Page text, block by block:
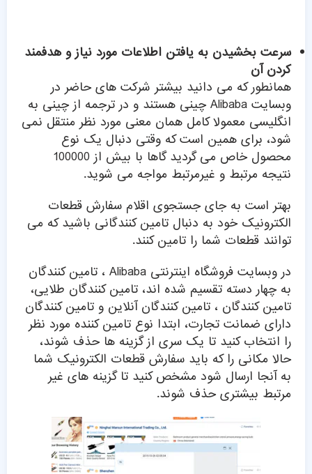
سرعت بخشیدن به یافتن اطلاعات مورد نیاز و هدفمند
کردن آن
همانطور که می دانید بیشتر شرکت های حاضر در
وبسایت Alibaba چینی هستند و در ترجمه از چینی به
انگلیسی معمولا کامل همان معنی مورد نظر منتقل نمی
شود، برای همین است که وقتی دنبال یک نوع
محصول خاص می گردید گاها با بیش از 100000
نتیجه مرتبط و غیرمرتبط مواجه می شوید.
بهتر است به جای جستجوی اقلام سفارش قطعات
الکترونیک خود به دنبال تامین کنندگانی باشید که می
توانند قطعات شما را تامین کنند.
در وبسایت فروشگاه اینترنتی Alibaba ، تامین کنندگان
به چهار دسته تقسیم شده اند، تامین کنندگان طلایی،
تامین کنندگان ، تامین کنندگان آنلاین و تامین کنندگان
دارای ضمانت تجارت، ابتدا نوع تامین کننده مورد نظر
را انتخاب کنید تا یک سری از گزینه ها حذف شوند،
حالا مکانی را که باید سفارش قطعات الکترونیک شما
به آنجا ارسال شود مشخص کنید تا گزینه های غیر
مرتبط بیشتری حذف شوند.